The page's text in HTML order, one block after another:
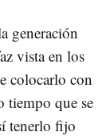
generación
vista en los
colocarlo con
tiempo que se
tenerlo fijo